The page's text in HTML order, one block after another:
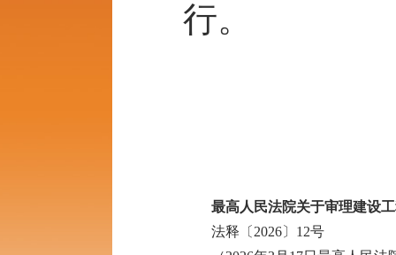
行。
最高人民法院关于审理建设
法释〔2026〕12号